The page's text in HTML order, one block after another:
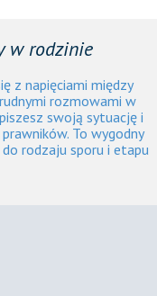
w rodzinie
z napięciami między
rozmowami w
swoją sytuację i
To wygodny
rodzaju sporu i etapu